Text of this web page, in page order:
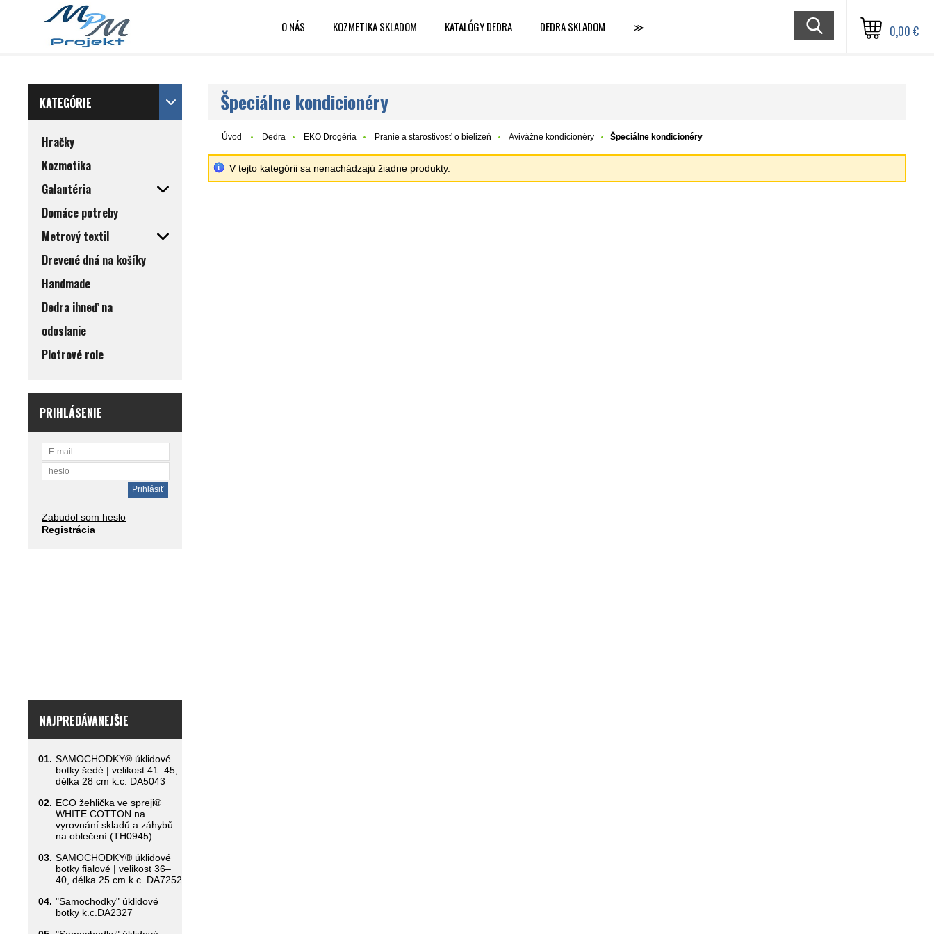
O NÁS KOZMETIKA SKLADOM KATALÓGY DEDRA DEDRA SKLADOM ≫ 0,00 €
KATEGÓRIE
Hračky
Kozmetika
Galantéria
Domáce potreby
Metrový textil
Drevené dná na košíky
Handmade
Dedra ihneď na
odoslanie
Plotrové role
PRIHLÁSENIE
Zabudol som heslo
Registrácia
NAJPREDÁVANEJŠIE
01. SAMOCHODKY® úklidové
botky šedé | velikost 41–45,
délka 28 cm k.c. DA5043
02. ECO žehlička ve spreji®
WHITE COTTON na
vyrovnání skladů a záhybů
na oblečení (TH0945)
03. SAMOCHODKY® úklidové
botky fialové | velikost 36–
40, délka 25 cm k.c. DA7252
04. "Samochodky" úklidové
botky k.c.DA2327
Špeciálne kondicionéry
Úvod Dedra EKO Drogéria Pranie a starostivosť o bielizeň Avivážne kondicionéry Špeciálne kondicionéry
V tejto kategórii sa nenachádzajú žiadne produkty.